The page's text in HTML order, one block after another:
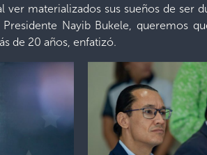
materializados sus sueños de ser
Nayib Bukele, queremos
de 20 años, enfatizó.